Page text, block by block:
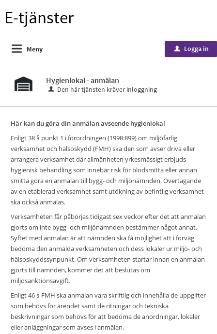
E-tjänster
Meny u Logga in
Hygienlokal - anmälan
Den här tjänsten kräver inloggning
Här kan du göra din anmälan avseende hygienlokal
Enligt 38 § punkt 1 i förordningen (1998:899) om miljöfarlig
verksamhet och hälsoskydd (FMH) ska den som avser driva eller
arrangera verksamhet där allmänheten yrkesmässigt erbjuds
hygienisk behandling som innebär risk för blodsmitta eller annan
smitta göra en anmälan till bygg- och miljönämnden. Övertagande
av en etablerad verksamhet samt utökning av befintlig verksamhet
ska också anmälas.
Verksamheten får påbörjas tidigast sex veckor efter det att anmälan
gjorts om inte bygg- och miljönämnden bestämmer något annat.
Syftet med anmälan är att nämnden ska få möjlighet att i förväg
bedöma den anmälda verksamheten och dess lokaler ur miljö- och
hälsoskyddssynpunkt. Om verksamheten startar innan en anmälan
gjorts till nämnden, kommer det att beslutas om
miljösanktionsavgift.
Enligt 46 § FMH ska anmälan vara skriftlig och innehålla de uppgifter
som behövs för ärendet samt de ritningar och tekniska
beskrivningar som behövs för att bedöma de anordningar, lokaler
eller anläggningar som avses i anmälan.